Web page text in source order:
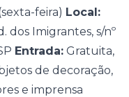
feira) Local:
dos Imigrantes, s/nº
Entrada: Gratuita,
de decoração,
e imprensa